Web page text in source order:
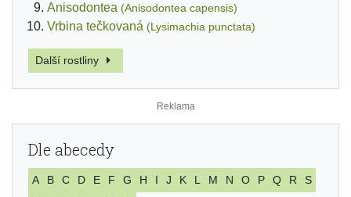
Anisodontea (Anisodontea capensis)
Vrbina tečkovaná (Lysimachia punctata)
Další rostliny
Dle abecedy
A B C D E F G H I J K L M N O P Q R
S